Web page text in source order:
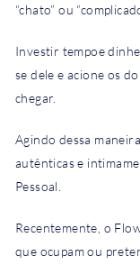
“chato” ou
Investir tempoe
se dele e acione os
chegar.
Agindo dessa
autênticas e
Pessoal.
Recentemente, o
que ocupam ou